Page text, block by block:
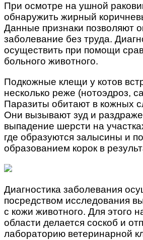
При осмотре на ушной
обнаружить жирный
Данные признаки позволяют
заболевание без труда.
осуществить при помощи
больного животного.
Подкожные клещи у котов
несколько реже (нотоэдроз,
Паразиты обитают в кожных
Они вызывают зуд и
выпадение шерсти на
где образуются залысины и
образованием корок в
Диагностика заболевания
посредством исследования
с кожи животного. Для этого
области делается соскоб и
лабораторию ветеринарной